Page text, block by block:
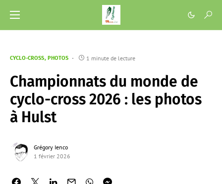
CYCLO-CROSS PHOTOS 1 minute de lecture
Championnats du monde de
cyclo-cross 2026 : les photos
à Hulst
Grégory Ienco
1 février 2026